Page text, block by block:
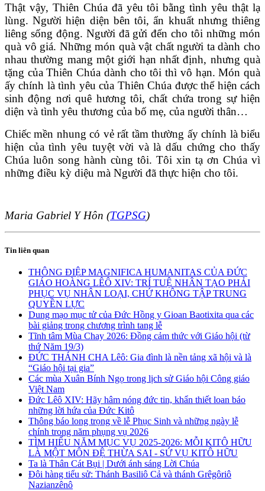
Thật vậy, Thiên Chúa đã yêu tôi bằng tình yêu thật lạ
lùng. Người hiện diện bên tôi, ẩn khuất nhưng thiêng
liêng sống động. Người đã gửi đến cho tôi những món
quà vô giá. Những món quà vật chất người ta dành cho
nhau thường mang một giới hạn nhất định, nhưng quà
tặng của Thiên Chúa dành cho tôi thì vô hạn. Món quà
ấy chính là tình yêu của Thiên Chúa được thể hiện cách
sinh động nơi quê hương tôi, chất chứa trong sự hiện
diện và tình yêu thương của bố mẹ, của người thân…
Chiếc mền nhung có vẻ rất tầm thường ấy chính là biểu
hiện của tình yêu tuyệt vời và là dấu chứng cho thấy
Chúa luôn song hành cùng tôi. Tôi xin tạ ơn Chúa vì
những điều kỳ diệu mà Người đã thực hiện cho tôi.
Maria Gabriel Y Hôn (TGPSG)
Tin liên quan
THÔNG ĐIỆP MAGNIFICA HUMANITAS CỦA ĐỨC
GIÁO HOÀNG LÊÔ XIV: TRÍ TUỆ NHÂN TẠO PHẢI
PHỤC VỤ NHÂN LOẠI, CHỨ KHÔNG TẬP TRUNG
QUYỀN LỰC
Dung mạo mục tử của Đức Hồng y Gioan Baotixita qua các
bài giảng trong chương trình tang lễ
Tĩnh tâm Mùa Chay 2026: Đồng cảm thức với Giáo hội (từ
thứ Năm 19/3)
ĐỨC THÁNH CHA Lêô: Gia đình là nền tảng xã hội và là
“Giáo hội tại gia”
Các mùa Xuân Bính Ngọ trong lịch sử Giáo hội Công giáo
Việt Nam
Đức Lêô XIV: Hãy hâm nóng đức tin, khẩn thiết loan báo
những lời hứa của Đức Kitô
Thông báo long trọng về lễ Phục Sinh và những ngày lễ
chính trong năm phụng vụ 2026
TÌM HIỂU NĂM MỤC VỤ 2025-2026: MỖI KITÔ HỮU
LÀ MỘT MÔN ĐỆ THỪA SAI - SỨ VỤ KITÔ HỮU
Ta là Thân Cát Bụi | Dưới ánh sáng Lời Chúa
Đôi hàng tiểu sử: Thánh Basiliô Cả và thánh Grêgôriô
Nazianzênô